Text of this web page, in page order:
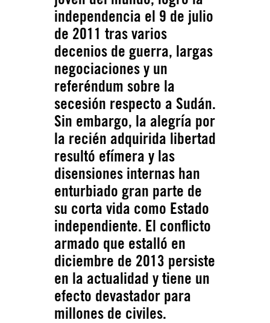
independencia el 9 de julio
de 2011 tras varios
decenios de guerra, largas
negociaciones y un
referéndum sobre la
secesión respecto a Sudán.
Sin embargo, la alegría por
la recién adquirida libertad
resultó efímera y las
disensiones internas han
enturbiado gran parte de
su corta vida como Estado
independiente. El conflicto
armado que estalló en
diciembre de 2013 persiste
en la actualidad y tiene un
efecto devastador para
millones de civiles.